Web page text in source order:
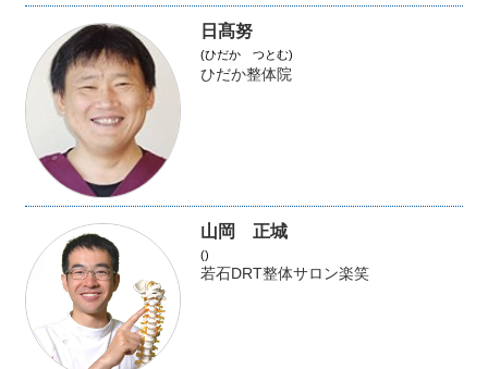
日髙努
(ひだか つとむ)
ひだか整体院
山岡 正城
()
若石DRT整体サロン楽笑